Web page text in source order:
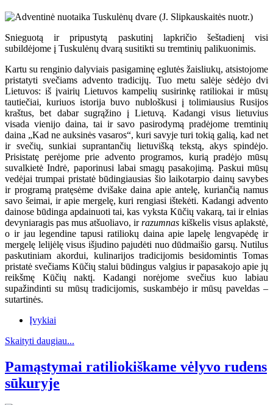
Snieguotą ir pripustytą paskutinį lapkričio šeštadienį visi
subildėjome į Tuskulėnų dvarą susitikti su tremtinių palikuonimis.
Kartu su renginio dalyviais pasigaminę eglutės žaisliukų, atsistojome
pristatyti svečiams advento tradicijų. Tuo metu salėje sėdėjo dvi
Lietuvos: iš įvairių Lietuvos kampelių susirinkę ratiliokai ir mūsų
tautiečiai, kuriuos istorija buvo nubloškusi į tolimiausius Rusijos
kraštus, bet dabar sugrąžino į Lietuvą. Kadangi visus lietuvius
visada vienijo daina, tai ir savo pasirodymą pradėjome tremtinių
daina „Kad ne auksinės vasaros“, kuri savyje turi tokią galią, kad net
ir svečių, sunkiai suprantančių lietuvišką tekstą, akys spindėjo.
Prisistatę perėjome prie advento programos, kurią pradėjo mūsų
suvalkietė Indrė, paporinusi labai smagų pasakojimą. Paskui mūsų
vedėjai trumpai pristatė būdingiausias šio laikotarpio dainų savybes
ir programą pratęsėme dvišake daina apie antelę, kuriančią namus
savo šeimai, ir apie mergelę, kuri rengiasi ištekėti. Kadangi advento
dainose būdinga apdainuoti tai, kas vyksta Kūčių vakarą, tai ir elnias
devyniaragis pas mus atšuoliavo, irrazumnas kiškelis visus aplakstė,
o ir jau legendine tapusi ratiliokų daina apie lapelę lengvapėdę ir
mergelę lelijėlę visus išjudino pajudėti nuo dūdmaišio garsų. Nutilus
paskutiniam akordui, kulinarijos tradicijomis besidomintis Tomas
pristatė svečiams Kūčių stalui būdingus valgius ir papasakojo apie jų
reikšmę Kūčių naktį. Kadangi norėjome svečius kuo labiau
supažindinti su mūsų tradicijomis, suskambėjo ir mūsų paveldas –
sutartinės.
Įvykiai
Skaityti daugiau...
Pamąstymai ratiliokiškame vėlyvo rudens
sūkuryje